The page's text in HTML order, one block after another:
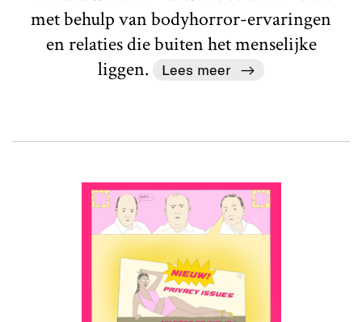
met behulp van bodyhorror-ervaringen
en relaties die buiten het menselijke
liggen.
Lees meer